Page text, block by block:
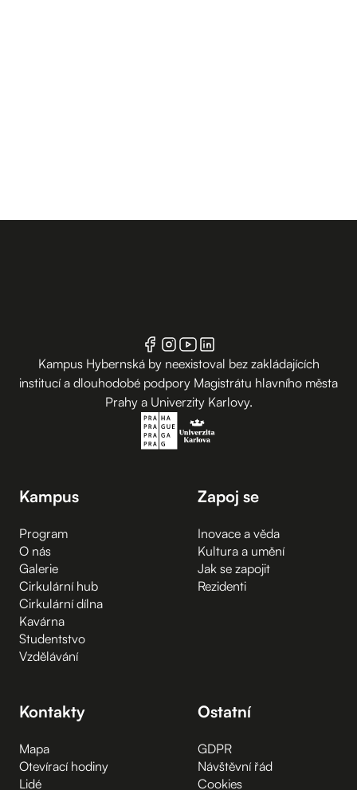
Kampus Hybernská by neexistoval bez zakládajících
institucí a dlouhodobé podpory Magistrátu hlavního města
Prahy a Univerzity Karlovy.
Kampus
Program
O nás
Galerie
Cirkulární hub
Cirkulární dílna
Kavárna
Studentstvo
Vzdělávání
Zapoj se
Inovace a věda
Kultura a umění
Jak se zapojit
Rezidenti
Kontakty
Mapa
Otevírací hodiny
Lidé
Ostatní
GDPR
Návštěvní řád
Cookies